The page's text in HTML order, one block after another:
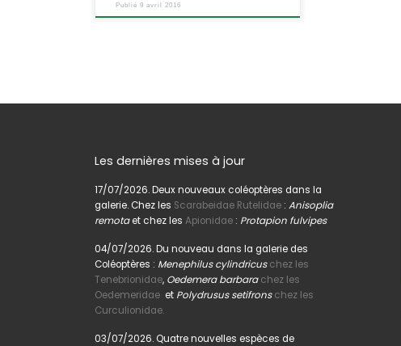
Publié9 avril 2016
Les dernières mises à jour
17/07/2026. Deux nouveaux coléoptères dans la
galerie. Chez les Scarabeidae Rutelidae : Anisoplia
remotaet chez les Apionidae : Protapion fulvipes
04/07/2026. Du nouveau dans la galerie des
Coléoptères : Menephilus cylindricus chez les
Tenebrionidae, Oedemera barbara chez les
Oedemeridae et Polydrusus setifrons chez les
Curculionidae.
03/07/2026. Quatre nouvelles espèces de